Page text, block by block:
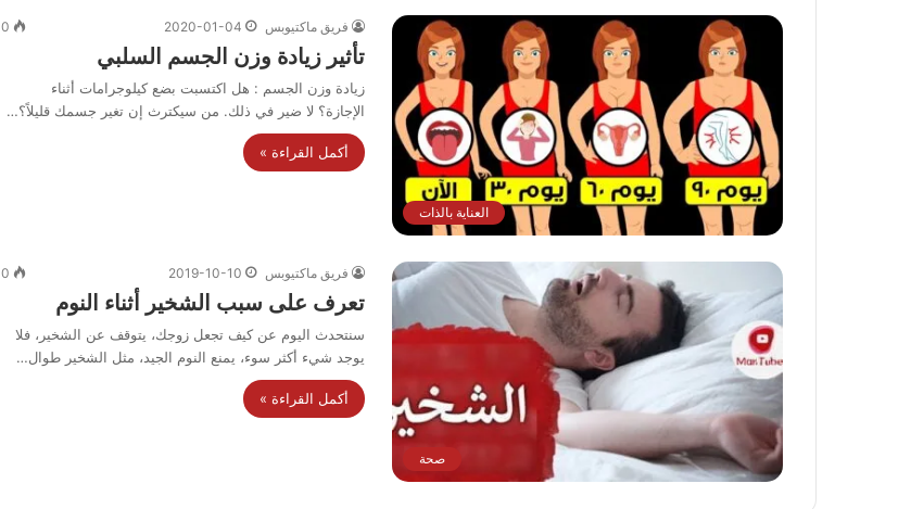
العناية بالذات
فريق ماكتيوبس 2020-01-04
0
تأثير زيادة وزن الجسم السلبي
زيادة وزن الجسم : هل اكتسبت بضع كيلوجرامات أثناء
الإجازة؟ لا ضير في ذلك. من سيكترث إن تغير جسمك قليلاً؟…
أكمل القراءة »
صحة
فريق ماكتيوبس 2019-10-10
0
تعرف على سبب الشخير أثناء النوم
سنتحدث اليوم عن كيف تجعل زوجك، يتوقف عن الشخير، فلا
يوجد شيء أكثر سوء، يمنع النوم الجيد، مثل الشخير طوال…
أكمل القراءة »